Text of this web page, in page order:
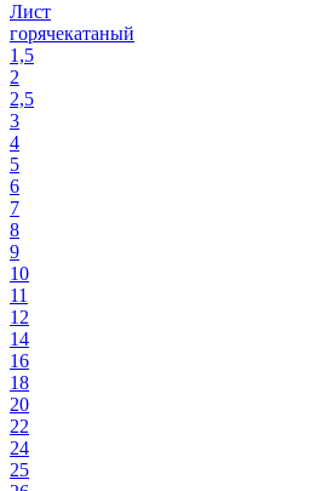
Лист
горячекатаный
1,5
2
2,5
3
4
5
6
7
8
9
10
11
12
14
16
18
20
22
24
25